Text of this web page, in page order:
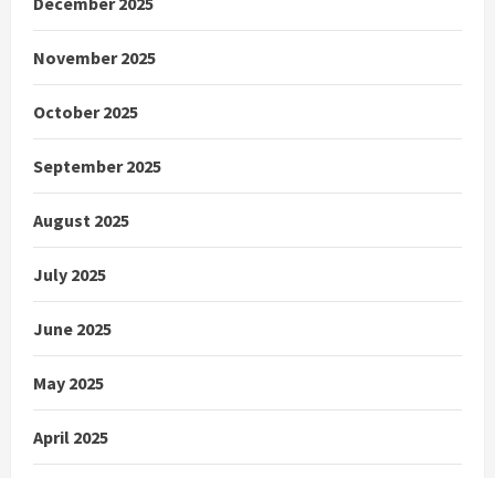
November 2025
October 2025
September 2025
August 2025
July 2025
June 2025
May 2025
April 2025